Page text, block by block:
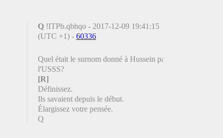
Q !ITPb.qbhqo - 2017-12-09 19:41:15
(UTC +1) - 60336
Quel était le surnom donné à Hussein par
l'USSS?
[R]
Définissez.
Ils savaient depuis le début.
Élargissez votre pensée.
Q